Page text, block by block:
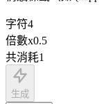
字符4
倍數x0.5
共消耗1
生成